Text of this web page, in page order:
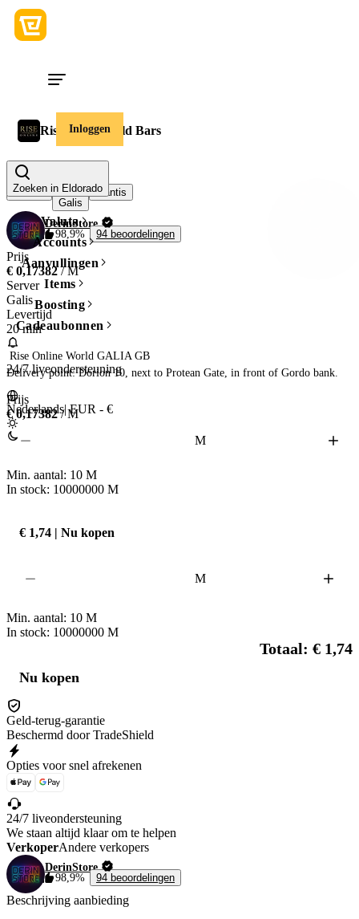
Inloggen
Zoeken in Eldorado
Valuta
Accounts
Aanvullingen
Items
Boosting
Cadeaubonnen
24/7 liveondersteuning
Nederlands|EUR - €
Rise Online Gold Bars
Server
Aarvad
Galis
Mantis
DerinStore
98,9%
94 beoordelingen
Prijs
€ 0,17382/ M
Server
Galis
Levertijd
20 min
Rise Online World GALIA GB
Prijs
€ 0,17382/ M
M
Min. aantal: 10 M
In stock: 10000000 M
€ 1,74 | Nu kopen
M
Min. aantal: 10 M
In stock: 10000000 M
Totaal: € 1,74
Nu kopen
Geld-terug-garantie
Beschermd door TradeShield
Opties voor snel afrekenen
24/7 liveondersteuning
We staan altijd klaar om te helpen
VerkoperAndere verkopers
DerinStore
98,9%
94 beoordelingen
Beschrijving aanbieding